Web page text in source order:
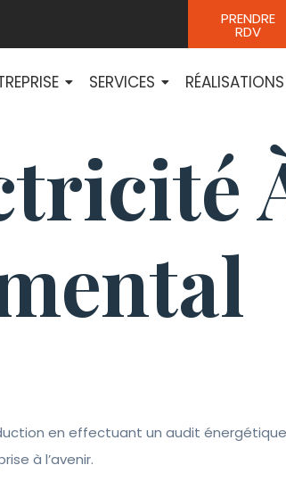
PRENDRE
RDV
SERVICES RÉALISATIONS
en effectuant un audit
à l’avenir.